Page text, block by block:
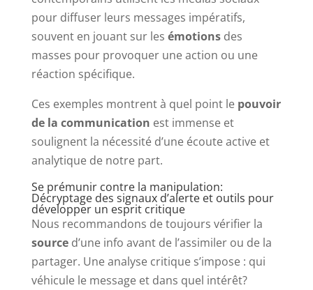
pour diffuser leurs messages impératifs,
souvent en jouant sur les émotionsdes
masses pour provoquer une action ou une
réaction spécifique.
Ces exemples montrent à quel point le pouvoir
de la communication est immense et
soulignent la nécessité d’une écoute active et
analytique de notre part.
Se prémunir contre la manipulation:
Décryptage des signaux d’alerte et outils pour
développer un esprit critique
Nous recommandons de toujours vérifier la
sourced’une info avant de l’assimiler ou de la
partager. Une analyse critique s’impose : qui
véhicule le message et dans quel intérêt?